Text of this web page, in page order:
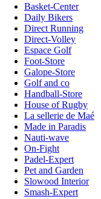
Basket-Center
Daily Bikers
Direct Running
Direct-Volley
Espace Golf
Foot-Store
Galope-Store
Golf and co
Handball-Store
House of Rugby
La sellerie de Maé
Made in Paradis
Nauti-wave
On-Fight
Padel-Expert
Pet and Garden
Slowood Interior
Smash-Expert